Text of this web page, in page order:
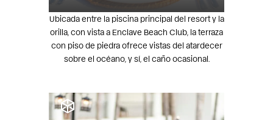
Ubicada entre la piscina principal del resort y la
orilla, con vista a Enclave Beach Club, la terraza
con piso de piedra ofrece vistas del atardecer
sobre el océano, y sí, el caño ocasional.